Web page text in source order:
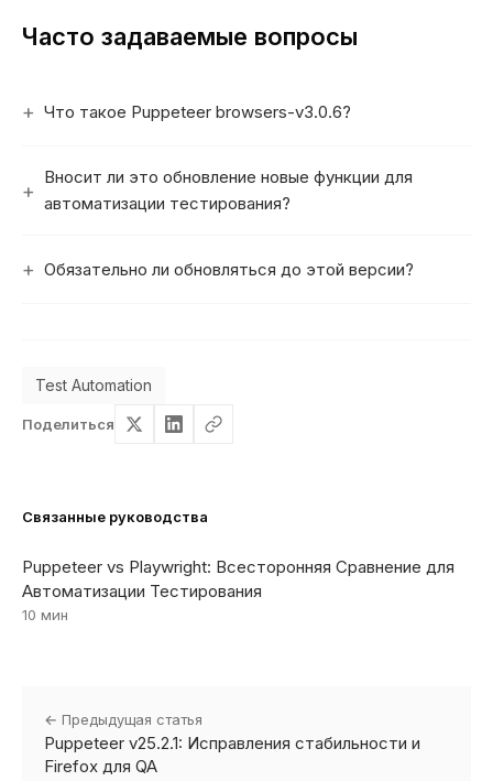
Часто задаваемые вопросы
Что такое Puppeteer browsers-v3.0.6?
Вносит ли это обновление новые функции для
автоматизации тестирования?
Обязательно ли обновляться до этой версии?
Test Automation
Поделиться
Связанные руководства
Puppeteer vs Playwright: Всесторонняя Сравнение для
Автоматизации Тестирования
10 мин
← Предыдущая статья
Puppeteer v25.2.1: Исправления стабильности и
Firefox для QA